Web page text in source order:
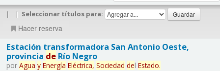
| | Seleccionar títulos para:
Hacer reserva
Estación transformadora San Antonio Oeste,
provincia deRío Negro
por Agua y Energía Eléctrica, Sociedad del Estado.